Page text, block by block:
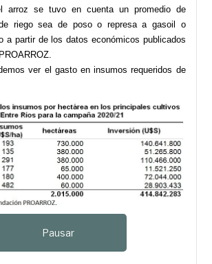
arroz se tuvo en cuenta un promedio de
riego sea de poso o represa a gasoil o
a partir de los datos económicos publicados
ver el gasto en insumos requeridos de
Pausar